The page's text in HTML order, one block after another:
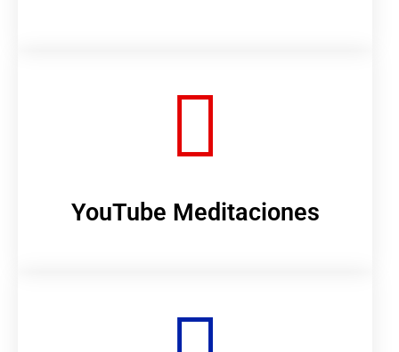
YouTube Meditaciones